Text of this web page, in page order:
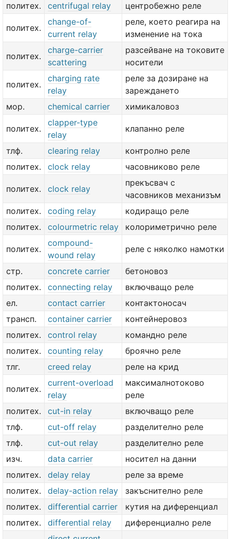
политех.
centrifugal relay центробежно реле
политех.
change-of-
current relay
реле, което реагира на
изменение на тока
политех.
charge-carrier
scattering
разсейване на токовите
носители
политех.
charging rate
relay
реле за дозиране на
зареждането
мор.
chemical carrier химикаловоз
политех.
clapper-type
relay
клапанно реле
тлф. clearing relay
контролно реле
политех.
clock relay часовниково реле
политех. clock relay
прекъсвач с
часовников механизъм
политех.
coding relay
кодиращо реле
политех.
colourmetric relay колориметрично реле
политех.
compound-
wound relay
реле с няколко намотки
стр. concrete carrier
бетоновоз
политех.
connecting relay
включващо реле
ел.
contact carrier
контактоносач
трансп.
container carrier
контейнеровоз
политех.
control relay
командно реле
политех.
counting relay
броячно реле
тлг.
creed relay реле на крид
политех.
current-overload
relay
максималнотоково
реле
политех.
cut-in relay
включващо реле
тлф.
cut-off relay
разделително реле
тлф.
cut-out relay
разделително реле
изч.
data carrier
носител на данни
политех.
delay relay
реле за време
политех.
delay-action relay
закъснително реле
политех.
differential carrier
кутия на диференциал
политех.
differential relay
диференциално реле